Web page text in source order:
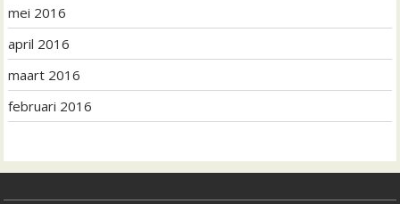
mei 2016
april 2016
maart 2016
februari 2016